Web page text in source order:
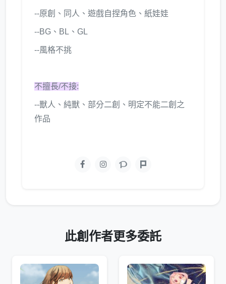
--原創、同人、遊戲自捏角色、紙娃娃
--BG、BL、GL
--風格不挑
不擅長/不接:
--獸人、純獸、部分二創、明定不能二創之
作品
此創作者更多委託